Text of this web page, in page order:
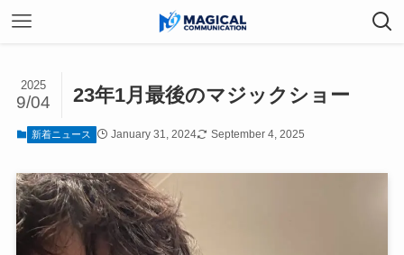
23年1月最後のマジックショー
2025
9/04
新着ニュース January 31, 2024 September 4, 2025